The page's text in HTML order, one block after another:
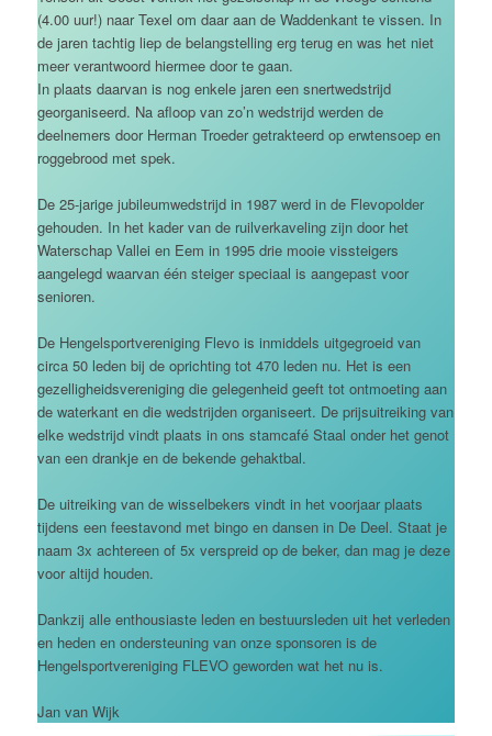
(4.00 uur!) naar Texel om daar aan de Waddenkant te vissen. In
de jaren tachtig liep de belangstelling erg terug en was het niet
meer verantwoord hiermee door te gaan.
In plaats daarvan is nog enkele jaren een snertwedstrijd
georganiseerd. Na afloop van zo’n wedstrijd werden de
deelnemers door Herman Troeder getrakteerd op erwtensoep en
roggebrood met spek.
De 25-jarige jubileumwedstrijd in 1987 werd in de Flevopolder
gehouden. In het kader van de ruilverkaveling zijn door het
Waterschap Vallei en Eem in 1995 drie mooie vissteigers
aangelegd waarvan één steiger speciaal is aangepast voor
senioren.
De Hengelsportvereniging Flevo is inmiddels uitgegroeid van
circa 50 leden bij de oprichting tot 470 leden nu. Het is een
gezelligheidsvereniging die gelegenheid geeft tot ontmoeting aan
de waterkant en die wedstrijden organiseert. De prijsuitreiking van
elke wedstrijd vindt plaats in ons stamcafé Staal onder het genot
van een drankje en de bekende gehaktbal.
De uitreiking van de wisselbekers vindt in het voorjaar plaats
tijdens een feestavond met bingo en dansen in De Deel. Staat je
naam 3x achtereen of 5x verspreid op de beker, dan mag je deze
voor altijd houden.
Dankzij alle enthousiaste leden en bestuursleden uit het verleden
en heden en ondersteuning van onze sponsoren is de
Hengelsportvereniging FLEVO geworden wat het nu is.
Jan van Wijk